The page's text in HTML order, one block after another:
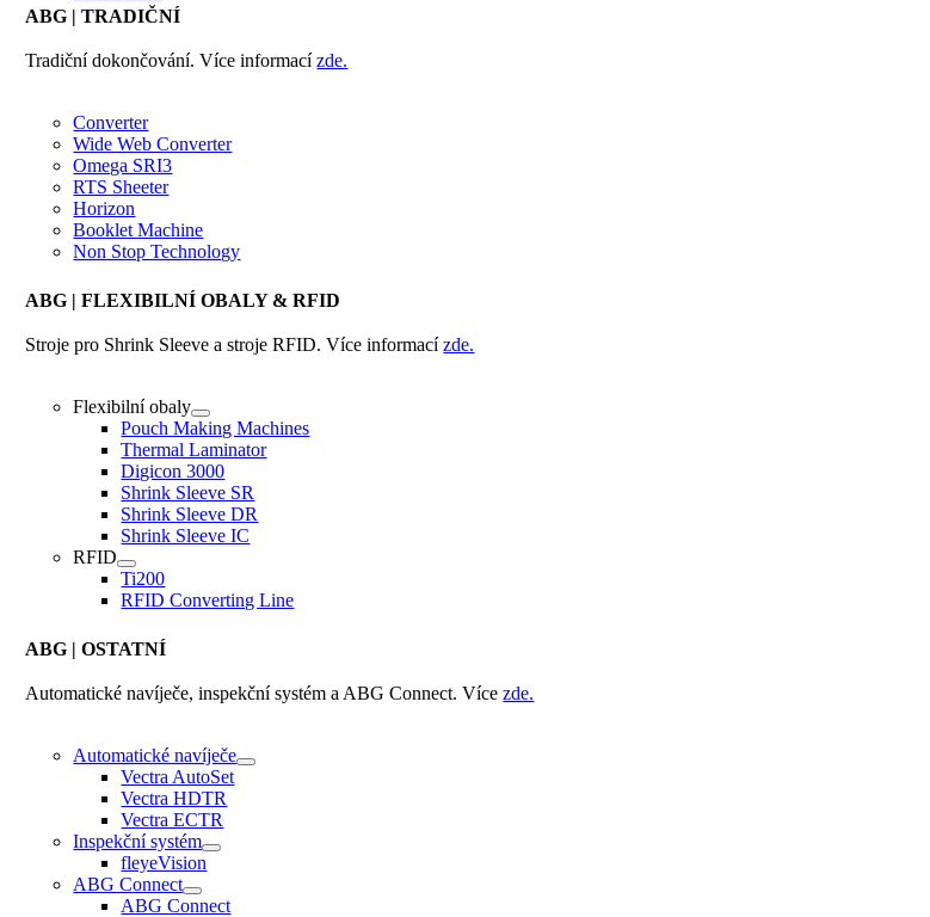
ABG | TRADIČNÍ
Tradiční dokončování. Více informacízde.
Converter
Wide Web Converter
Omega SRI3
RTS Sheeter
Horizon
Booklet Machine
Non Stop Technology
ABG | FLEXIBILNÍ OBALY & RFID
Stroje pro Shrink Sleeve a stroje RFID. Více informacízde.
Flexibilní obaly
Pouch Making Machines
Thermal Laminator
Digicon 3000
Shrink Sleeve SR
Shrink Sleeve DR
Shrink Sleeve IC
RFID
Ti200
RFID Converting Line
ABG | OSTATNÍ
Automatické navíječe, inspekční systém a ABG Connect. Vícezde.
Automatické navíječe
Vectra AutoSet
Vectra HDTR
Vectra ECTR
Inspekční systém
fleyeVision
ABG Connect
ABG Connect